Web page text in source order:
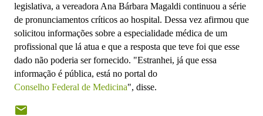
legislativa, a vereadora Ana Bárbara Magaldi continuou a série
de pronunciamentos críticos ao hospital. Dessa vez afirmou que
solicitou informações sobre a especialidade médica de um
profissional que lá atua e que a resposta que teve foi que esse
dado não poderia ser fornecido. "Estranhei, já que essa
informação é pública, está no portal do
Conselho Federal de Medicina", disse.